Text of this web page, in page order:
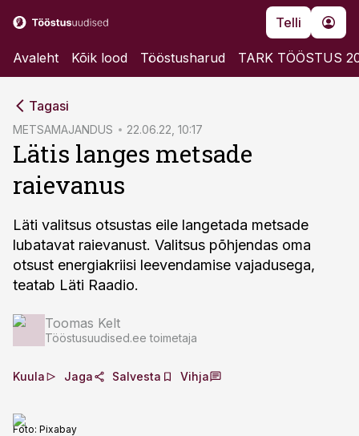
Telli
Avaleht Kõik lood Tööstusharud TARK TÖÖSTUS
Tagasi
METSAMAJANDUS 22.06.22, 10:17
Lätis langes metsade
raievanus
Läti valitsus otsustas eile langetada metsade
lubatavat raievanust. Valitsus põhjendas oma
otsust energiakriisi leevendamise vajadusega,
teatab Läti Raadio.
Toomas Kelt
Tööstusuudised.ee toimetaja
Kuula Jaga Salvesta Vihja
Foto: Pixabay